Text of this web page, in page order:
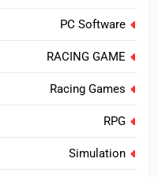
PC Software
RACING GAME
Racing Games
RPG
Simulation